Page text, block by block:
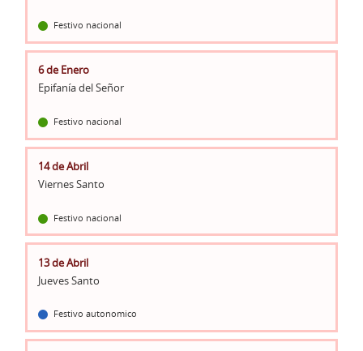
Festivo nacional
6 de Enero
Epifanía del Señor
Festivo nacional
14 de Abril
Viernes Santo
Festivo nacional
13 de Abril
Jueves Santo
Festivo autonomico